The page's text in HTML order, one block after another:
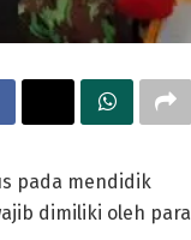
pada mendidik
dimiliki oleh para